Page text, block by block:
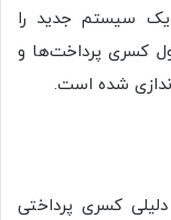
یک سیستم جدید را
کسری پرداخت‌ها و
شده است.
کسری پرداختی